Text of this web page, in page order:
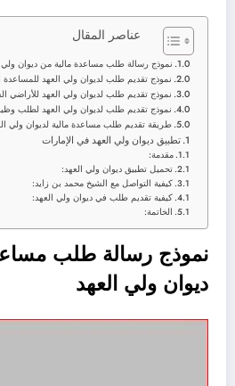
عناصر المقال
نموذج رسالة طلب مساعدة مالية من ديوان ولي
نموذج تقديم طلب لديوان ولي العهد للمساعدة
نموذج تقديم طلب لديوان ولي العهد للأراضي
نموذج تقديم طلب لديوان ولي العهد لطلب
طريقة تقديم طلب مساعدة مالية لديوان ولي
تطبيق ديوان ولي العهد في الإمارات
مقدمة:
تحميل تطبيق ديوان ولي العهد:
كيفية التواصل مع الشيخ محمد بن زايد:
كيفية تقديم طلب في ديوان ولي العهد:
الخاتمة:
نموذج رسالة طلب
ديوان ولي العهد